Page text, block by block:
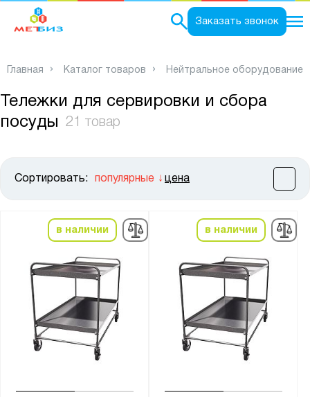
Заказать звонок
Главная Каталог товаров Нейтральное оборудование
Тележки для сервировки и сбора
посуды
21 товар
Сортировать: популярные цена
в наличии в наличии
от до
Глубина, мм:
от